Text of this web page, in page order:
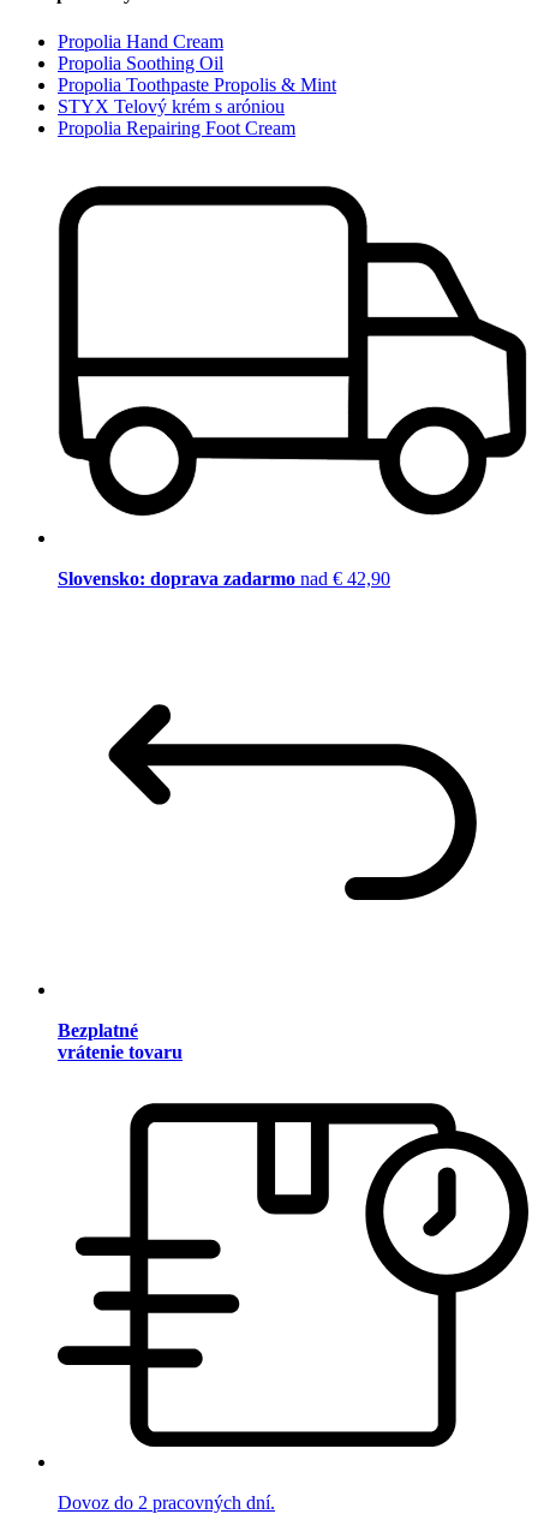
Propolia Hand Cream
Propolia Soothing Oil
Propolia Toothpaste Propolis & Mint
STYX Telový krém s aróniou
Propolia Repairing Foot Cream
Slovensko: doprava zadarmo nad € 42,90
Bezplatné
vrátenie tovaru
Dovoz do 2 pracovných dní.